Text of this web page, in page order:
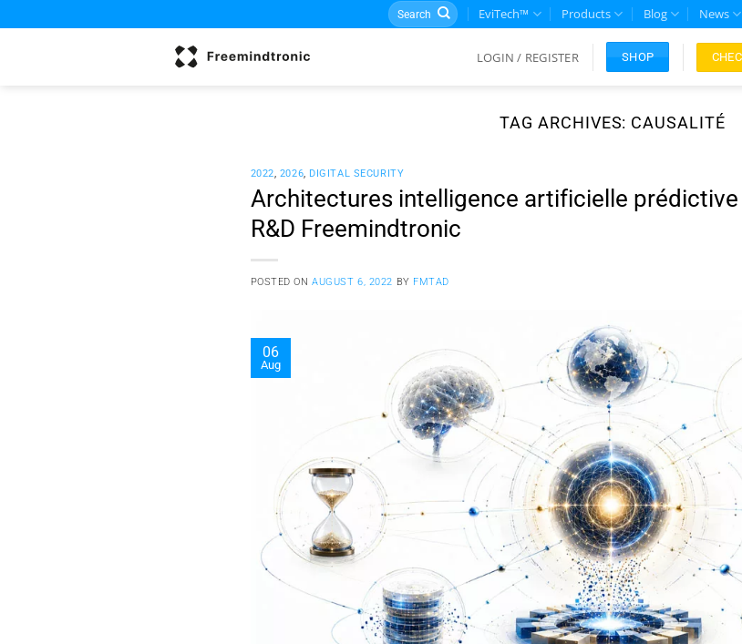
to
Search
for:
EviTech™ Products Blog News
LOGIN / REGISTER SHOP
TAG ARCHIVES: CAUSALITÉ
2022, 2026, DIGITAL SECURITY
Architectures intelligence artificielle prédictive
R&D Freemindtronic
POSTED ONAUGUST 6, 2022 BY FMTAD
06
Aug